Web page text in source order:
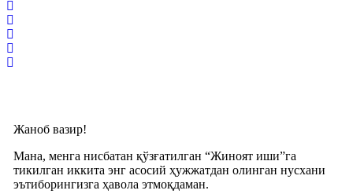
Жаноб вазир!
Мана, менга нисбатан қўзғатилган “Жиноят иши”га
тикилган иккита энг асосий ҳужжатдан олинган нусхани
эътиборингизга ҳавола этмоқдаман.